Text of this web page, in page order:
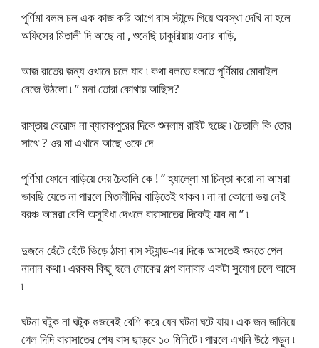
পূর্ণিমা বলল চল এক কাজ করি আগে বাস স্টান্ডে গিয়ে অবস্থা দেখি না হলে
অফিসের মিতালী দি আছে না , শুনেছি ঢাকুরিয়ায় ওনার বাড়ি,
আজ রাতের জন্য ওখানে চলে যাব ৷ কথা বলতে বলতে পূর্ণিমার মোবাইল
বেজে উঠলো ৷ ” মনা তোরা কোথায় আছিস?
রাস্তায় বেরোস না ব্যারাকপুরের দিকে শুনলাম রাইট হচ্ছে ৷ চৈতালি কি তোর
সাথে ? ওর মা এখানে আছে ওকে দে
পূর্ণিমা ফোনে বাড়িয়ে দেয় চৈতালি কে ! ” হ্যাল্লো মা চিন্তা করো না আমরা
ভাবছি যেতে না পারলে মিতালীদির বাড়িতেই থাকব ৷ না না কোনো ভয় নেই
বরঞ্চ আমরা বেশি অসুবিধা দেখলে বারাসাতের দিকেই যাব না ” ৷
দুজনে হেঁটে হেঁটে ভিড়ে ঠাসা বাস স্ট্যান্ড-এর দিকে আসতেই শুনতে পেল
নানান কথা ৷ এরকম কিছু হলে লোকের গল্প বানাবার একটা সুযোগ চলে আসে
৷
ঘটনা ঘটুক না ঘটুক গুজবেই বেশি করে যেন ঘটনা ঘটে যায় ৷ এক জন জানিয়ে
গেল দিদি বারাসাতের শেষ বাস ছাড়বে ১০ মিনিটে ৷ পারলে এখনি উঠে পড়ুন ৷